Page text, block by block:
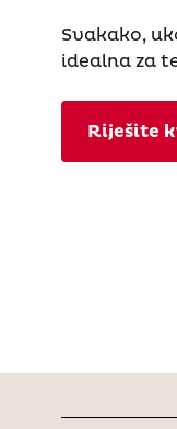
Svakako,
idealna za
Riješite